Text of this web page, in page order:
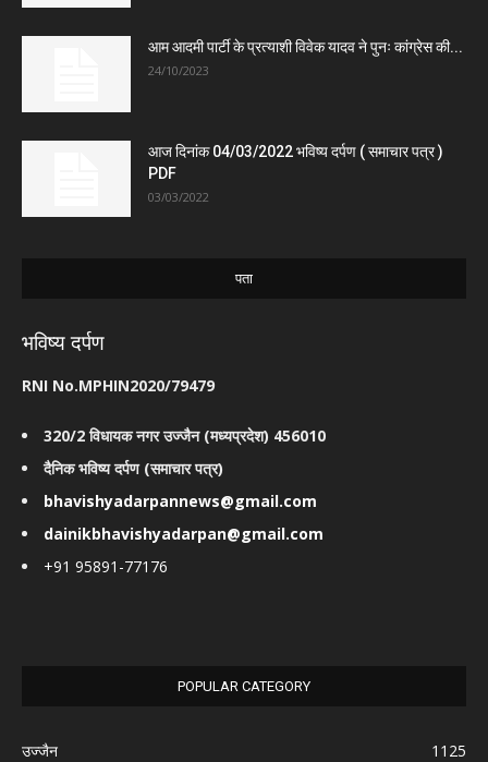
आम आदमी पार्टी के प्रत्याशी विवेक यादव ने पुनः कांग्रेस की...
24/10/2023
आज दिनांक 04/03/2022 भविष्य दर्पण ( समाचार पत्र )
PDF
03/03/2022
पता
भविष्य दर्पण
RNI No.MPHIN2020/79479
320/2 विधायक नगर उज्जैन (मध्यप्रदेश) 456010
दैनिक भविष्य दर्पण (समाचार पत्र)
bhavishyadarpannews@gmail.com
dainikbhavishyadarpan@gmail.com
+91 95891-77176
POPULAR CATEGORY
उज्जैन
1125